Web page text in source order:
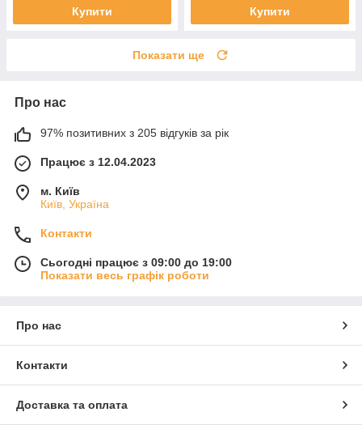
Купити Купити
Показати ще
Про нас
97% позитивних з 205 відгуків за рік
Працює з 12.04.2023
м. Київ
Київ, Україна
Контакти
Сьогодні працює з 09:00 до 19:00
Показати весь графік роботи
Про нас
Контакти
Доставка та оплата